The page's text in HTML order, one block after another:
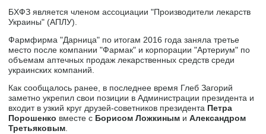
БХФЗ является членом ассоциации "Производители лекарств
Украины" (АПЛУ).
Фармфирма "Дарница" по итогам 2016 года заняла третье
место после компании "Фармак" и корпорации "Артериум" по
объемам аптечных продаж лекарственных средств среди
украинских компаний.
Как сообщалось ранее, в последнее время Глеб Загорий
заметно укрепил свои позиции в Администрации президента и
входит в узкий круг друзей-советников президента Петра
Порошенко вместе с Борисом Ложкиным иАлександром
Третьяковым.